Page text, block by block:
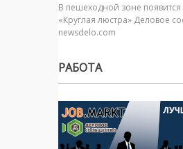
В пешеходной зоне
«Круглая люстра» Деловое
newsdelo.com
РАБОТА